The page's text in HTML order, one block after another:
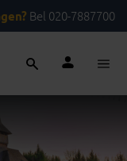
Bel 020-7887700